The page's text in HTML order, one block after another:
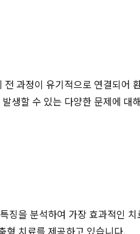
과정이 유기적으로 연결되어
생할 수 있는 다양한 문제에
을 분석하여 가장 효과적인
형 치료를 제공하고 있습니다.